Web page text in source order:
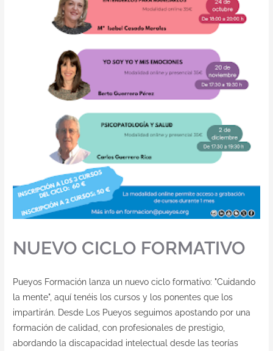
NUEVO CICLO FORMATIVO
Pueyos Formación lanza un nuevo ciclo formativo: "Cuidando
la mente", aquí tenéis los cursos y los ponentes que los
impartirán. Desde Los Pueyos seguimos apostando por una
formación de calidad, con profesionales de prestigio,
abordando la discapacidad intelectual desde las teorías